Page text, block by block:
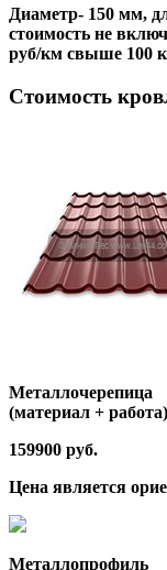
Диаметр- 150 мм,
стоимость не
руб/км свыше 100
Стоимость
Металлочерепица
(материал + работа)
159900 руб.
Цена является
Металлопрофиль